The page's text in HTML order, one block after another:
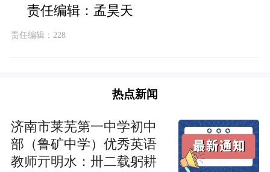
责任编辑：孟昊天
责任编辑：228
热点新闻
济南市莱芜第一中学初中
部（鲁矿中学）优秀英语
教师亓明水：卅二载躬耕